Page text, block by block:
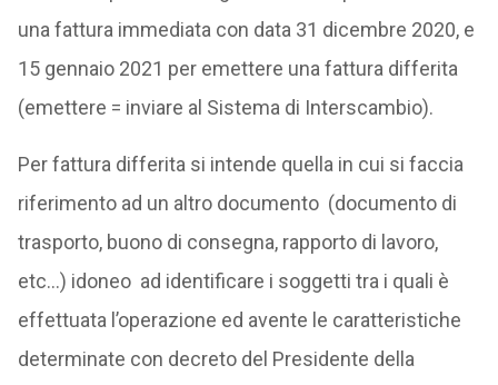
una fattura immediata con data 31 dicembre 2020, e
15 gennaio 2021 per emettere una fattura differita
(emettere = inviare al Sistema di Interscambio).
Per fattura differita si intende quella in cui si faccia
riferimento ad un altro documento (documento di
trasporto, buono di consegna, rapporto di lavoro,
etc…) idoneo ad identificare i soggetti tra i quali è
effettuata l’operazione ed avente le caratteristiche
determinate con decreto del Presidente della